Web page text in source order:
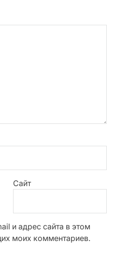
Сайт
и адрес сайта в этом
моих комментариев.